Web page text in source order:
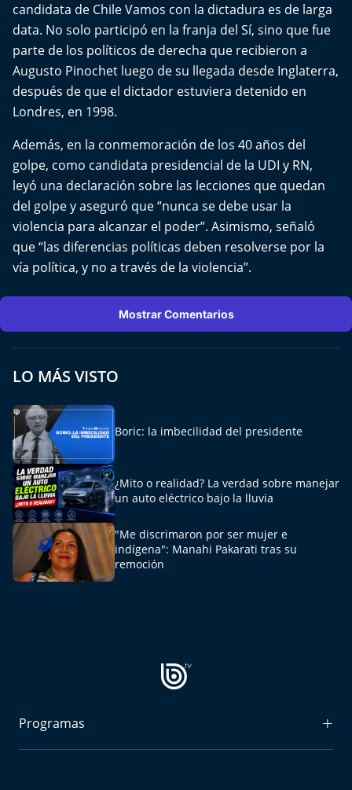
candidata de Chile Vamos con la dictadura es de larga
data. No solo participó en la franja del Sí, sino que fue
parte de los políticos de derecha que recibieron a
Augusto Pinochet luego de su llegada desde Inglaterra,
después de que el dictador estuviera detenido en
Londres, en 1998.
Además, en la conmemoración de los 40 años del
golpe, como candidata presidencial de la UDI y RN,
leyó una declaración sobre las lecciones que quedan
del golpe y aseguró que “nunca se debe usar la
violencia para alcanzar el poder”. Asimismo, señaló
que “las diferencias políticas deben resolverse por la
vía política, y no a través de la violencia”.
Mostrar Comentarios
LO MÁS VISTO
Boric: la imbecilidad del presidente
¿Mito o realidad? La verdad sobre manejar
un auto eléctrico bajo la lluvia
"Me discrimaron por ser mujer e
indígena": Manahi Pakarati tras su
remoción
Programas